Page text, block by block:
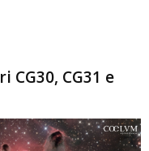
CG30, CG31 e